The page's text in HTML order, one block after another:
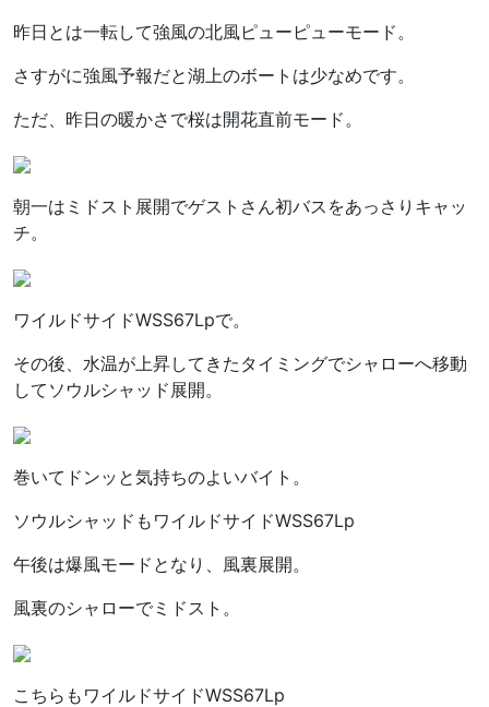
昨日とは一転して強風の北風ピューピューモード。
さすがに強風予報だと湖上のボートは少なめです。
ただ、昨日の暖かさで桜は開花直前モード。
朝一はミドスト展開でゲストさん初バスをあっさりキャッ
チ。
ワイルドサイドWSS67Lpで。
その後、水温が上昇してきたタイミングでシャローへ移動
してソウルシャッド展開。
巻いてドンッと気持ちのよいバイト。
ソウルシャッドもワイルドサイドWSS67Lp
午後は爆風モードとなり、風裏展開。
風裏のシャローでミドスト。
こちらもワイルドサイドWSS67Lp